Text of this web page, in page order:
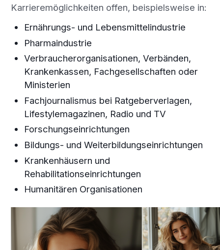
Karrieremöglichkeiten offen, beispielsweise in:
Ernährungs- und Lebensmittelindustrie
Pharmaindustrie
Verbraucherorganisationen, Verbänden,
Krankenkassen, Fachgesellschaften oder
Ministerien
Fachjournalismus bei Ratgeberverlagen,
Lifestylemagazinen, Radio und TV
Forschungseinrichtungen
Bildungs- und Weiterbildungseinrichtungen
Krankenhäusern und
Rehabilitationseinrichtungen
Humanitären Organisationen